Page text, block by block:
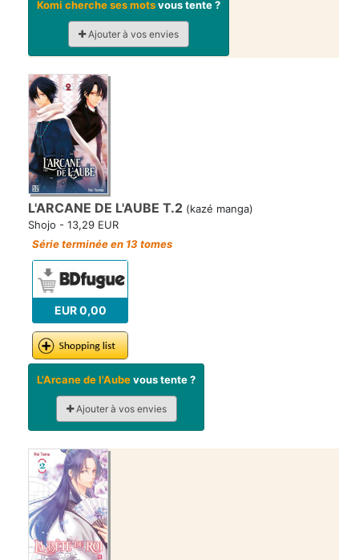
Komi cherche ses motsvous tente ?
Ajouter à vos envies
L'ARCANE DE L'AUBE T.2 (kazé manga)
Shojo - 13,29 EUR
Série terminée en 13 tomes
EUR 0,00
L'Arcane de l'Aubevous tente ?
Ajouter à vos envies